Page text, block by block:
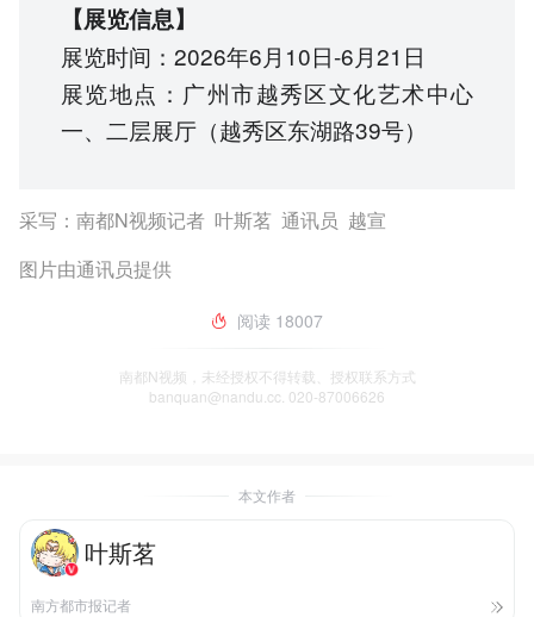
【展览信息】
展览时间：2026年6月10日-6月21日
展览地点：广州市越秀区文化艺术中心
一、二层展厅（越秀区东湖路39号）
采写：南都N视频记者 叶斯茗 通讯员 越宣
图片由通讯员提供
阅读 18007
南都N视频，未经授权不得转载、授权联系方式
banquan@nandu.cc. 020-87006626
本文作者
叶斯茗
南方都市报记者